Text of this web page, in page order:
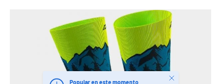
IR DIRECTAMENTE A LA INFORMACIÓN DEL PRODUCTO
Popular en este momento
Cerrar